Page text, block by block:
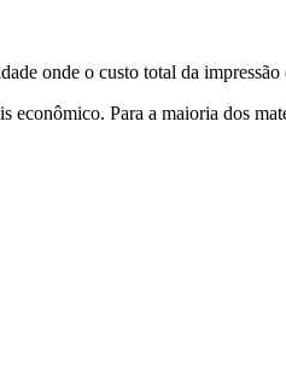
onde o custo total da impressão
econômico. Para a maioria dos